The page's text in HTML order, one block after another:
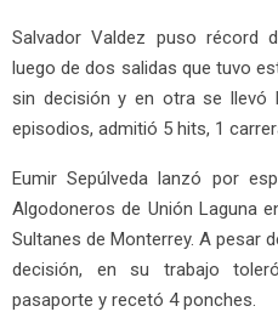
Salvador Valdez puso récord
luego de dos salidas que tuvo
sin decisión y en otra se llevó
episodios, admitió 5 hits, 1
Eumir Sepúlveda lanzó por
Algodoneros de Unión Laguna
Sultanes de Monterrey. A pesar
decisión, en su trabajo
pasaporte y recetó 4 ponches.